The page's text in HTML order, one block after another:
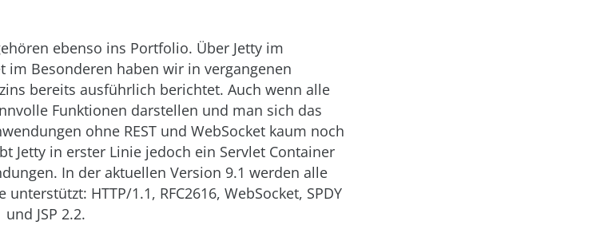
ebenso ins Portfolio. Über Jetty im
im Besonderen haben wir in vergangenen
bereits ausführlich berichtet. Auch wenn alle
Funktionen darstellen und man sich das
ohne REST und WebSocket kaum noch
Jetty in erster Linie jedoch ein Servlet Container
In der aktuellen Version 9.1 werden alle
HTTP/1.1, RFC2616, WebSocket, SPDY
JSP 2.2.